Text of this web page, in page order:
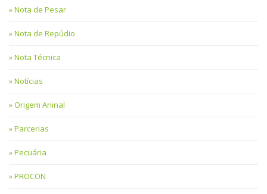
Nota de Pesar
Nota de Repúdio
Nota Técnica
Notícias
Origem Aninal
Parcerias
Pecuária
PROCON